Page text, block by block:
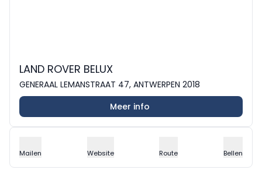
LAND ROVER BELUX
GENERAAL LEMANSTRAAT 47, ANTWERPEN 2018
Meer info
Mailen Website Route Bellen